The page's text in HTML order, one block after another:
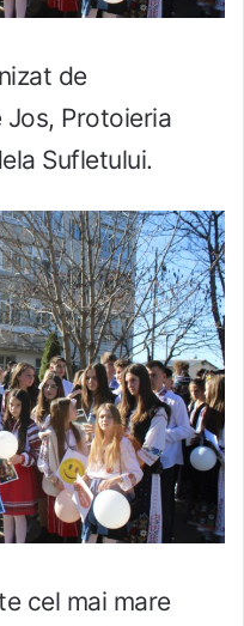
de
Jos, Protoieria
Sufletului.
cel mai mare